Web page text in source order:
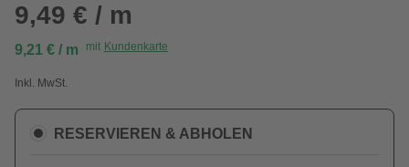
9,49 € / m
9,21 € / m mit Kundenkarte
Inkl. MwSt.
RESERVIEREN & ABHOLEN